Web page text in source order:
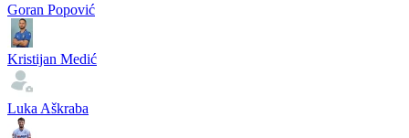
Goran Popović
Kristijan Medić
Luka Aškraba